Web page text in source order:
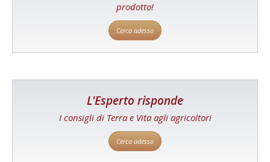
prodotto!
Cerca adesso
L'Esperto risponde
I consigli di Terra e Vita agli agricoltori
Cerca adesso